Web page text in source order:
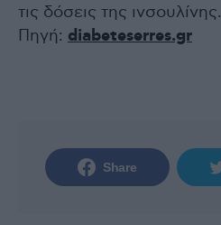
τις δόσεις της ινσουλίνης.
Πηγή: diabeteserres.gr
Share